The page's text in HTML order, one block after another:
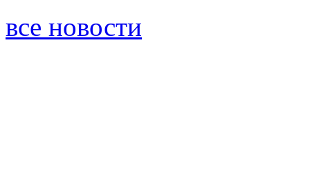
все новости